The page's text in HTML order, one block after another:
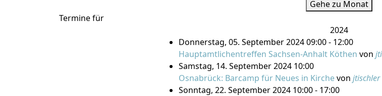
Gehe zu Monat
Termine für
2024
Donnerstag, 05. September 2024 09:00 - 12:00
Hauptamtlichentreffen Sachsen-Anhalt Köthen von
Samstag, 14. September 2024 10:00
Osnabrück: Barcamp für Neues in Kirchevon jtischler
Sonntag, 22. September 2024 10:00 - 17:00